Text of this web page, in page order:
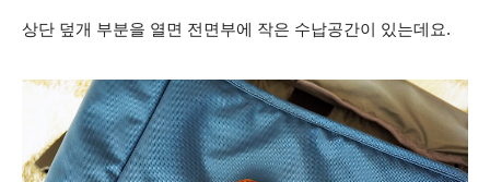
상단 덮개 부분을 열면 전면부에 작은 수납공간이 있는데요.